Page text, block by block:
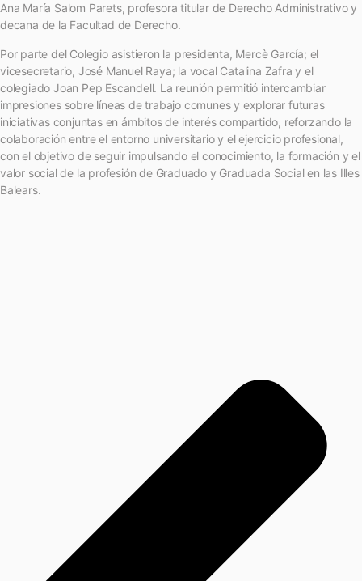
Ana María Salom Parets, profesora titular de Derecho Administrativo y
decana de la Facultad de Derecho.
Por parte del Colegio asistieron la presidenta, Mercè García; el
vicesecretario, José Manuel Raya; la vocal Catalina Zafra y el
colegiado Joan Pep Escandell. La reunión permitió intercambiar
impresiones sobre líneas de trabajo comunes y explorar futuras
iniciativas conjuntas en ámbitos de interés compartido, reforzando la
colaboración entre el entorno universitario y el ejercicio profesional,
con el objetivo de seguir impulsando el conocimiento, la formación y el
valor social de la profesión de Graduado y Graduada Social en las Illes
Balears.